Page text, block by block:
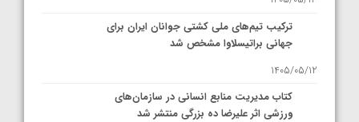
ترکیب تیم‌های ملی کشتی جوانان ایران برای
جهانی براتیسلاوا مشخص شد
1405/05/12
کتاب مدیریت منابع انسانی در سازمان‌های
ورزشی اثر علیرضا ده بزرگی منتشر شد